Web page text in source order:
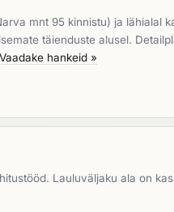
mnt 95 kinnistu) ja lähialal
täienduste alusel.
Vaadake hankeid »
Lauluväljaku ala on